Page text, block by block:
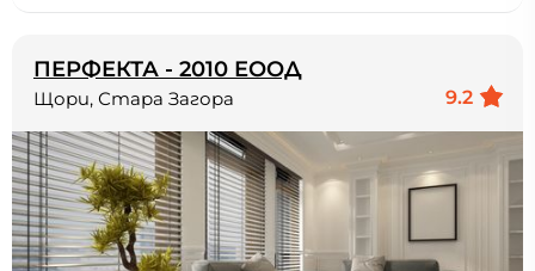
ПЕРФЕКТА - 2010 ЕООД
9.2
Щори, Стара Загора